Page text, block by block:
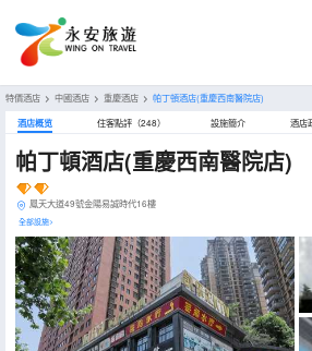
特價酒店 > 中國酒店 > 重慶酒店 > 帕丁頓酒店(重慶西南醫院店)
酒店概览 住客點評（248） 設施簡介 酒店
帕丁頓酒店(重慶西南醫院店)
鳳天大道49號金陽易誠時代16樓
全部設施>